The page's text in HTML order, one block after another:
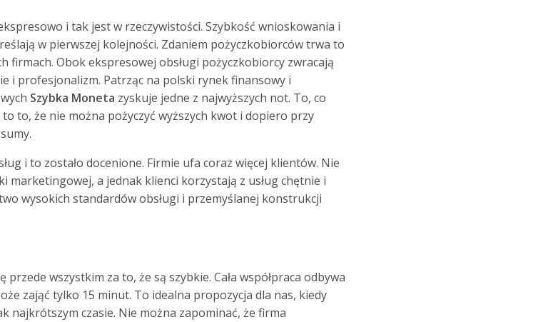
i tak jest w rzeczywistości. Szybkość wnioskowania i
w pierwszej kolejności. Zdaniem pożyczkobiorców trwa to
firmach. Obok ekspresowej obsługi pożyczkobiorcy zwracają
i profesjonalizm. Patrząc na polski rynek finansowy i
Szybka Moneta zyskuje jedne z najwyższych not. To, co
to, że nie można pożyczyć wyższych kwot i dopiero przy
i to zostało docenione. Firmie ufa coraz więcej klientów. Nie
marketingowej, a jednak klienci korzystają z usług chętnie i
wysokich standardów obsługi i przemyślanej konstrukcji
przede wszystkim za to, że są szybkie. Cała współpraca odbywa
zająć tylko 15 minut. To idealna propozycja dla nas, kiedy
najkrótszym czasie. Nie można zapominać, że firma